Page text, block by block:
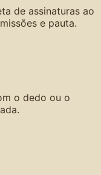
de assinaturas ao
e pauta.
o dedo ou o